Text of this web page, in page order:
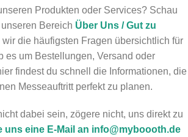
Produkten oder Services? Schau
Bereich Über Uns / Gut zu
wir die häufigsten Fragen übersichtlich für
es um Bestellungen, Versand oder
findest du schnell die Informationen, die
Messeauftritt perfekt zu planen.
dabei sein, zögere nicht, uns direkt zu
uns eine E-Mail an info@myboooth.de